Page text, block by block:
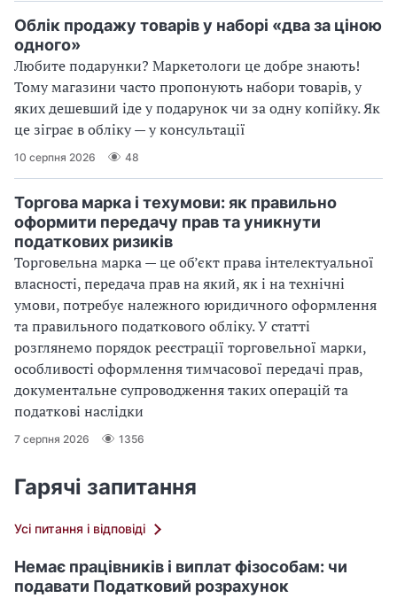
Облік продажу товарів у наборі «два за ціною
одного»
Любите подарунки? Маркетологи це добре знають!
Тому магазини часто пропонують набори товарів, у
яких дешевший іде у подарунок чи за одну копійку. Як
це зіграє в обліку — у консультації
10 серпня 2026 48
Торгова марка і техумови: як правильно
оформити передачу прав та уникнути
податкових ризиків
Торговельна марка — це об’єкт права інтелектуальної
власності, передача прав на який, як і на технічні
умови, потребує належного юридичного оформлення
та правильного податкового обліку. У статті
розглянемо порядок реєстрації торговельної марки,
особливості оформлення тимчасової передачі прав,
документальне супроводження таких операцій та
податкові наслідки
7 серпня 2026 1356
Гарячі запитання
Усі питання і відповіді
Немає працівників і виплат фізособам: чи
подавати Податковий розрахунок